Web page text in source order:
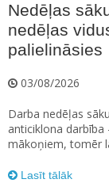
Nedēļas
nedēļas
palielināsies
03/08/2026
Darba nedēļas
anticiklona
mākoņiem, tomēr
Lasīt tālāk